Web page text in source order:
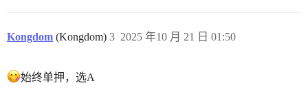
Kongdom (Kongdom) 2025 年10 月 21 日 01:50
3
始终单押，选A